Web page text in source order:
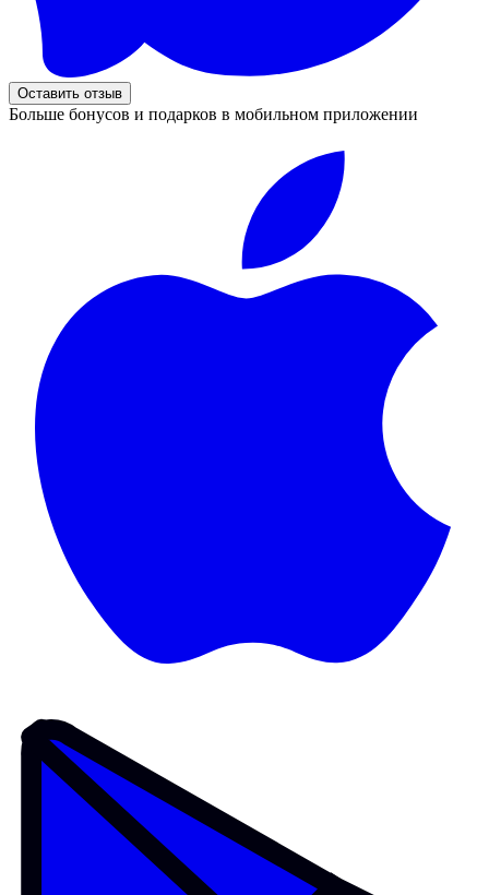
Оставить отзыв
Больше бонусов и подарков в мобильном приложении